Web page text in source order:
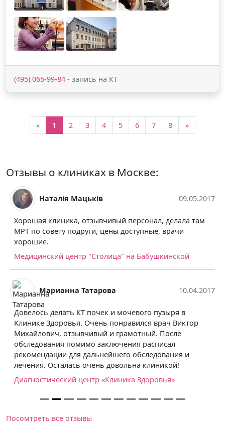
(495) 065-99-84 - запись на КТ
« 1 2 3 4 5 6 7 8 »
Отзывы о клиниках в Москве:
Наталія Мацьків 09.05.2017
Хорошая клиника, отзывчивый персонал, делала там
МРТ по совету подруги, цены доступные, врачи
хорошие.
Медицинский центр "Столица" на Бабушкинской
Марианна Татарова 10.04.2017
Довелось делать КТ почек и мочевого пузыря в
Клинике Здоровья. Очень понравился врач Виктор
Михайлович, отзывчивый и грамотный. После
обследования помимо заключения расписал
рекомендации для дальнейшего обследования и
лечения. Осталась очень довольна клиникой!
Диагностический центр «Клиника Здоровья»
Посомтреть все отзывы